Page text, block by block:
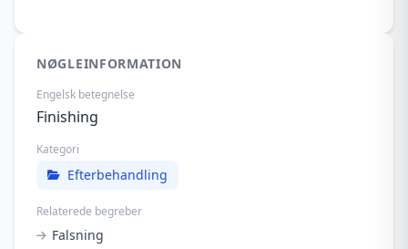
NØGLEINFORMATION
Engelsk betegnelse
Finishing
Kategori
Efterbehandling
Relaterede begreber
Falsning